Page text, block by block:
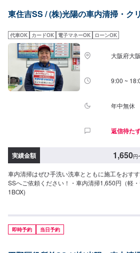
東住吉SS / (株)光陽の車内清掃・ク
代車OK カードOK 電子マネーOK ローンOK
大阪府大
9:00 ~
年中無休
返信待た
実績金額 1,650円
車内清掃はぜひ手洗い洗車とともに施工をおす
SSへご依頼ください！・車内清掃1,650円（軽
1BOX)
即時予約 当日予約